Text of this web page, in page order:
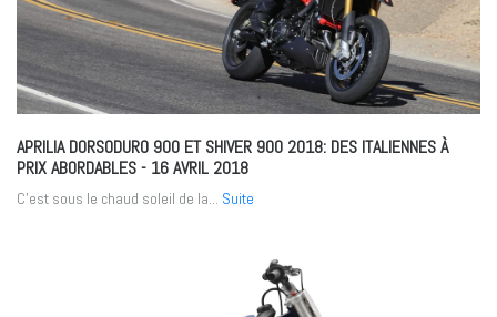
APRILIA DORSODURO 900 ET SHIVER 900 2018: DES ITALIENNES À
PRIX ABORDABLES- 16 AVRIL 2018
C’est sous le chaud soleil de la... Suite